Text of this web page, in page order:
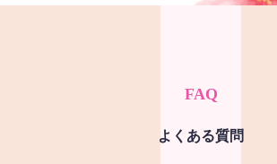
FAQ
よくある質問